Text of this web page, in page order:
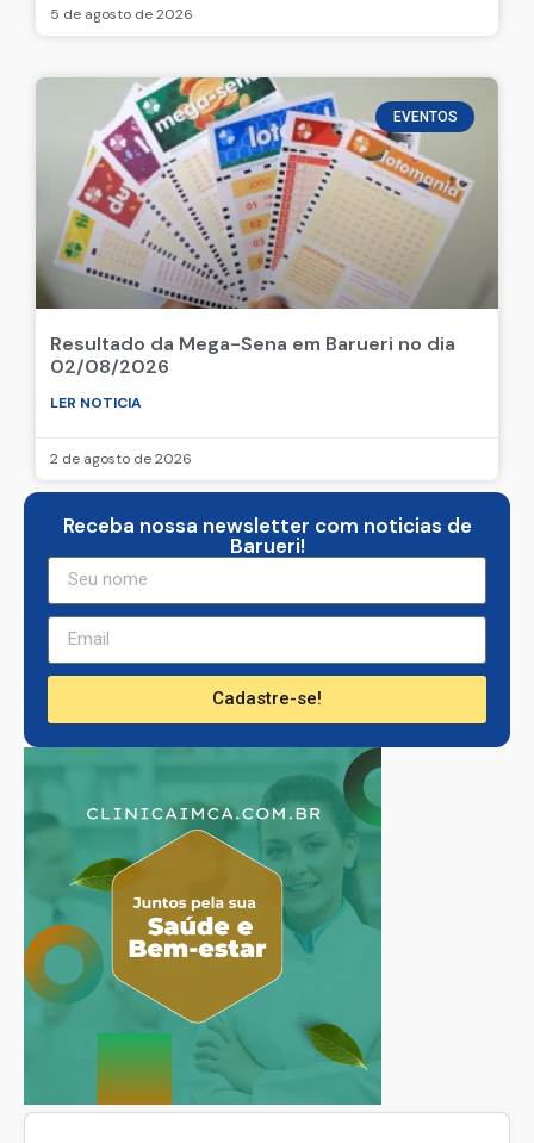
5 de agosto de 2026
EVENTOS
Resultado da Mega-Sena em Barueri no dia
02/08/2026
LER NOTICIA
2 de agosto de 2026
Receba nossa newsletter com noticias de
Barueri!
Cadastre-se!